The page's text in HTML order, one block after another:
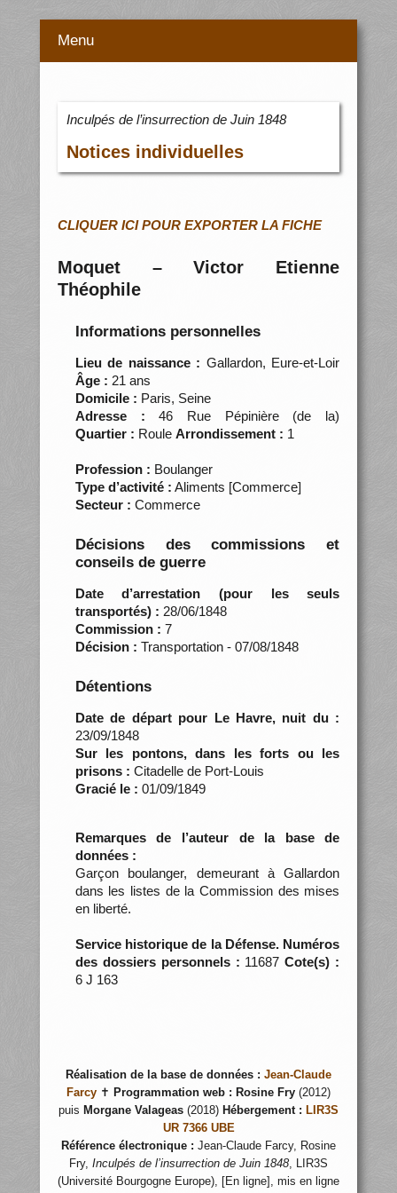
Menu
Inculpés de l’insurrection de Juin 1848
Notices individuelles
CLIQUER ICI POUR EXPORTER LA FICHE
Moquet – Victor Etienne
Théophile
Informations personnelles
Lieu de naissance : Gallardon, Eure-et-Loir
Âge : 21 ans
Domicile : Paris, Seine
Adresse : 46 Rue Pépinière (de la)
Quartier : Roule Arrondissement : 1
Profession : Boulanger
Type d’activité : Aliments [Commerce]
Secteur : Commerce
Décisions des commissions et
conseils de guerre
Date d’arrestation (pour les seuls
transportés) : 28/06/1848
Commission : 7
Décision : Transportation - 07/08/1848
Détentions
Date de départ pour Le Havre, nuit du :
23/09/1848
Sur les pontons, dans les forts ou les
prisons : Citadelle de Port-Louis
Gracié le : 01/09/1849
Remarques de l’auteur de la base de
données :
Garçon boulanger, demeurant à Gallardon
dans les listes de la Commission des mises
en liberté.
Service historique de la Défense. Numéros
des dossiers personnels : 11687Cote(s) :
6 J 163
Réalisation de la base de données : Jean-Claude
Farcy ✝ Programmation web : Rosine Fry (2012)
puis Morgane Valageas (2018) Hébergement : LIR3S
UR 7366 UBE
Référence électronique : Jean-Claude Farcy, Rosine
Fry, Inculpés de l’insurrection de Juin 1848, LIR3S
(Université Bourgogne Europe), [En ligne], mis en ligne